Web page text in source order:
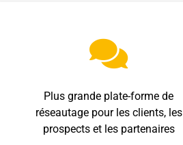
Plus grande plate-forme de
réseautage pour les clients, les
prospects et les partenaires